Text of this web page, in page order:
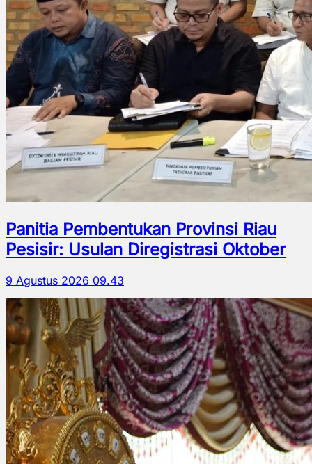
Panitia Pembentukan Provinsi Riau
Pesisir: Usulan Diregistrasi Oktober
9 Agustus 2026 09.43